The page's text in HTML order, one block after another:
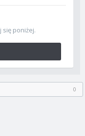
się poniżej.
0